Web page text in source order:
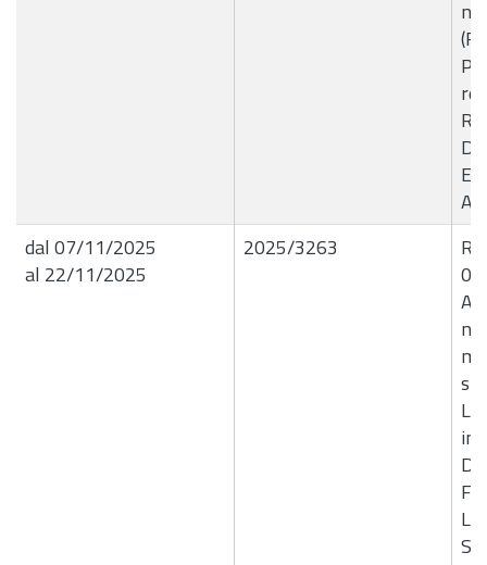
dal 07/11/2025
al 22/11/2025
2025/3263
in